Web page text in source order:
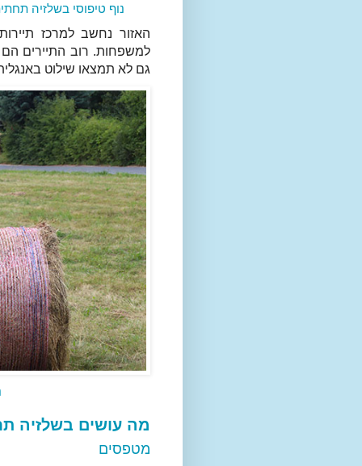
נוף טיפוסי בשלזיה
האזור נחשב למרכז
למשפחות. רוב התיירים
גם לא תמצאו שילוט
מה עושים בשלזיה
מטפסים